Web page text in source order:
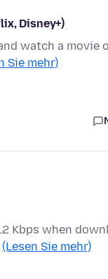
Disney+)
watch a movie
Sie mehr)
Kbps when
(Lesen Sie mehr)